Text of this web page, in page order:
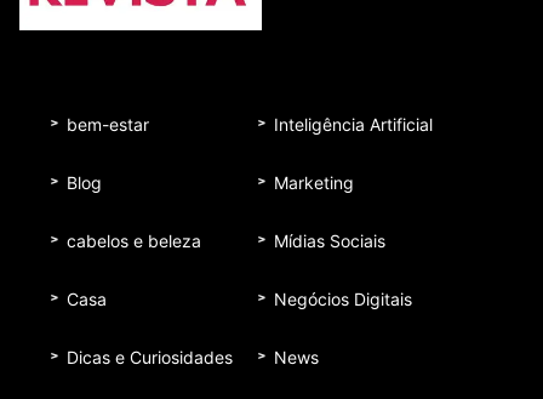
bem-estar
Blog
cabelos e beleza
Casa
Dicas e Curiosidades
Inteligência Artificial
Marketing
Mídias Sociais
Negócios Digitais
News